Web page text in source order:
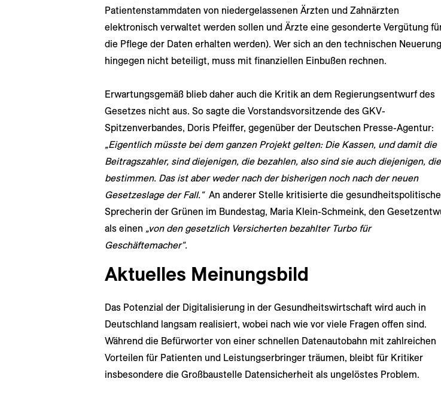
Patientenstammdaten von niedergelassenen Ärzten und Zahnärzten
elektronisch verwaltet werden sollen und Ärzte eine gesonderte Vergütung
die Pflege der Daten erhalten werden). Wer sich an den technischen
hingegen nicht beteiligt, muss mit finanziellen Einbußen rechnen.
Erwartungsgemäß blieb daher auch die Kritik an dem Regierungsentwurf des
Gesetzes nicht aus. So sagte die Vorstandsvorsitzende des GKV-
Spitzenverbandes, Doris Pfeiffer, gegenüber der Deutschen Presse-Agentur:
„Eigentlich müsste bei dem ganzen Projekt gelten: Die Kassen, und damit die
Beitragszahler, sind diejenigen, die bezahlen, also sind sie auch diejenigen, die
bestimmen. Das ist aber weder nach der bisherigen noch nach der neuen
Gesetzeslage der Fall." An anderer Stelle kritisierte die gesundheitspolitische
Sprecherin der Grünen im Bundestag, Maria Klein-Schmeink, den
als einen „von den gesetzlich Versicherten bezahlter Turbo für
Geschäftemacher".
Aktuelles Meinungsbild
Das Potenzial der Digitalisierung in der Gesundheitswirtschaft wird auch in
Deutschland langsam realisiert, wobei nach wie vor viele Fragen offen sind.
Während die Befürworter von einer schnellen Datenautobahn mit zahlreichen
Vorteilen für Patienten und Leistungserbringer träumen, bleibt für Kritiker
insbesondere die Großbaustelle Datensicherheit als ungelöstes Problem.